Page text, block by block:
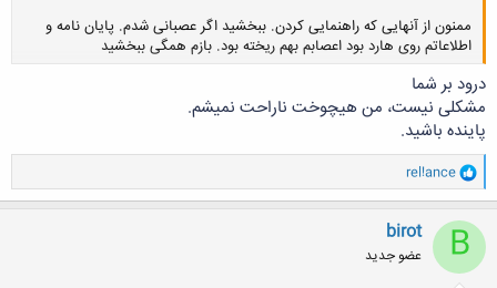
ممنون از آنهایی که راهنمایی کردن. ببخشید اگر عصبانی شدم. پایان نامه و
اطلاعاتم روی هارد بود اعصابم بهم ریخته بود. بازم همگی ببخشید
کلیک کنید تا باز شود...
درود بر شما
مشکلی نیست، من هیچوخت ناراحت نمیشم.
پاینده باشید.
و
ا
ک
ن
ش
ه
ا
rel!ance
B
birot
عضو جدید